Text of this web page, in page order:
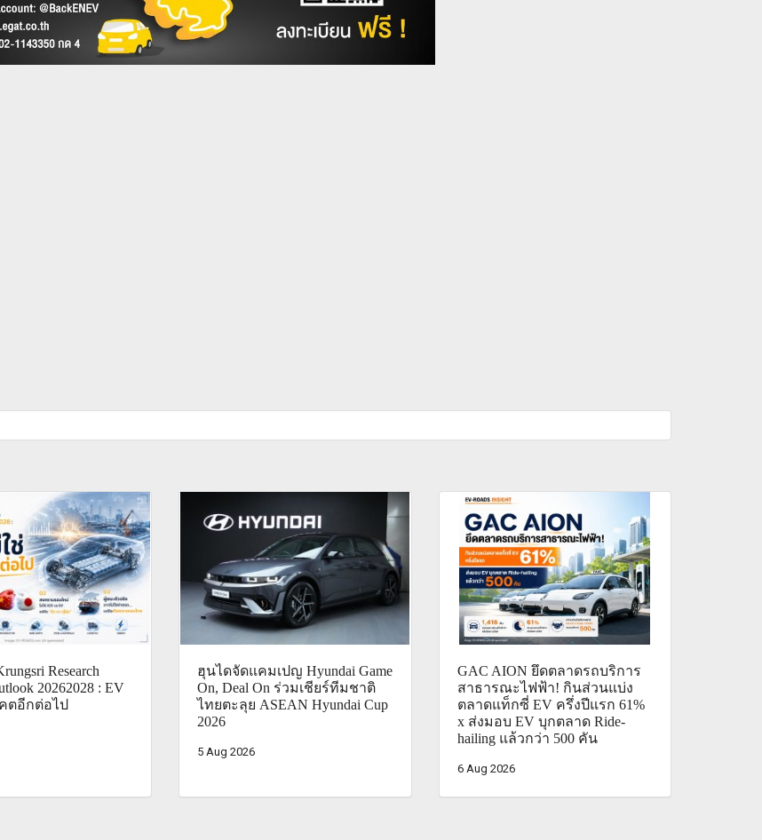
Research
20262028 : EV
ตอีกต่อไป
ฮุนไดจัดแคมเปญ Hyundai Game
On, Deal On ร่วมเชียร์ทีมชาติ
ไทยตะลุย ASEAN Hyundai Cup
2026
5 Aug 2026
GAC AION ยึดตลาดรถบริการ
สาธารณะไฟฟ้า! กินส่วนแบ่ง
ตลาดแท็กซี่ EV ครึ่งปีแรก 61%
x ส่งมอบ EV บุกตลาด Ride-
hailing แล้วกว่า 500 คัน
6 Aug 2026